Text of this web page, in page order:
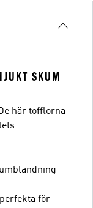
SKUM
här tofflorna
för